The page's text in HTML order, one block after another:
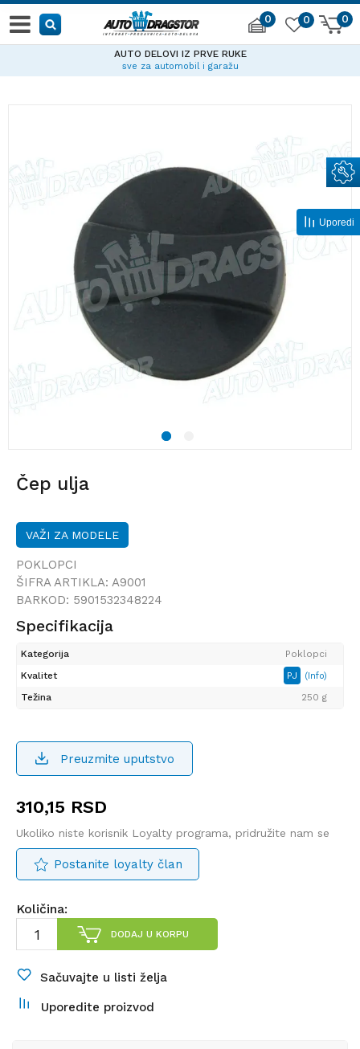
0 0
0
AUTO DELOVI IZ PRVE RUKE
sve za automobil i garažu
1
Čep ulja
VAŽI ZA MODELE
POKLOPCI
ŠIFRA ARTIKLA: A9001
BARKOD: 5901532348224
Specifikacija
Kategorija
Poklopci
Kvalitet
PJ (Info)
Težina 250 g
Preuzmite uputstvo
310,15 RSD
Ukoliko niste korisnik Loyalty programa, pridružite nam se
Postanite loyalty član
Količina:
DODAJ U KORPU
Sačuvajte u listi želja
Uporedite proizvod
Uporedi